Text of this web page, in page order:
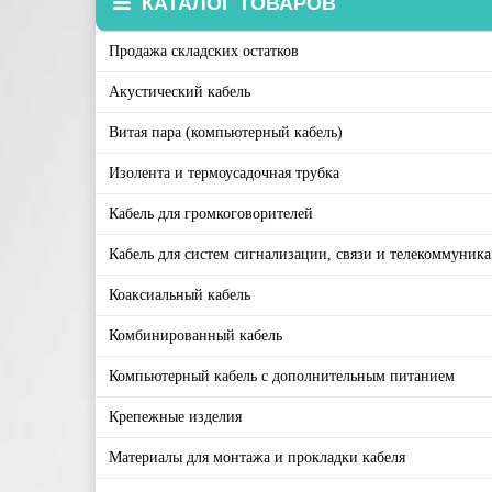
Продажа складских остатков
Акустический кабель
Витая пара (компьютерный кабель)
Изолента и термоусадочная трубка
Кабель для громкоговорителей
Кабель для систем сигнализации, связи и
Коаксиальный кабель
Комбинированный кабель
Компьютерный кабель с дополнительным питанием
Крепежные изделия
Материалы для монтажа и прокладки кабеля